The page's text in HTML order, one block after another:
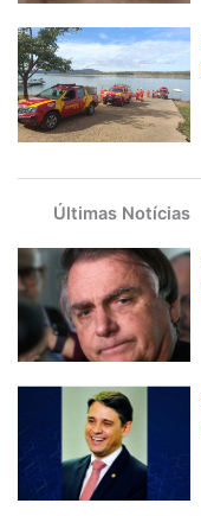
Últimas Notícias